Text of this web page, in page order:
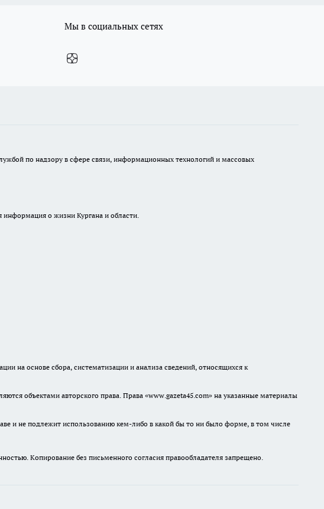
Мы в социальных сетях
по надзору в сфере связи, информационных технологий и массовых
информация о жизни Кургана и области.
на основе сбора, систематизации и анализа сведений, относящихся к
объектами авторского права. Права «www.gazeta45.com» на указанные материалы
и не подлежит использованию кем-либо в какой бы то ни было форме, в том числе
Копирование без письменного согласия правообладателя запрещено.